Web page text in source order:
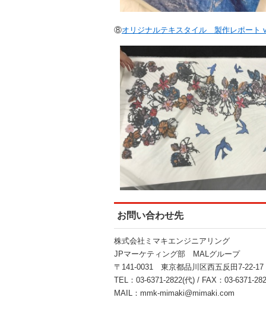
⑧オリジナルテキスタイル 製作レポート
お問い合わせ先
株式会社ミマキエンジニアリング
JPマーケティング部 MALグループ
〒141-0031 東京都品川区西五反田7-22-17
TEL：03-6371-2822(代) / FAX：03-6371-
MAIL：mmk-mimaki@mimaki.com